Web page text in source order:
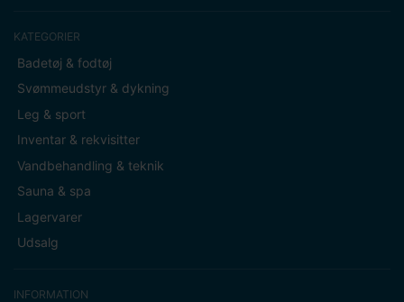
KATEGORIER
Badetøj & fodtøj
Svømmeudstyr & dykning
Leg & sport
Inventar & rekvisitter
Vandbehandling & teknik
Sauna & spa
Lagervarer
Udsalg
INFORMATION